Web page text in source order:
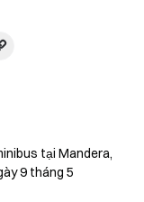
tại Mandera,
9 tháng 5